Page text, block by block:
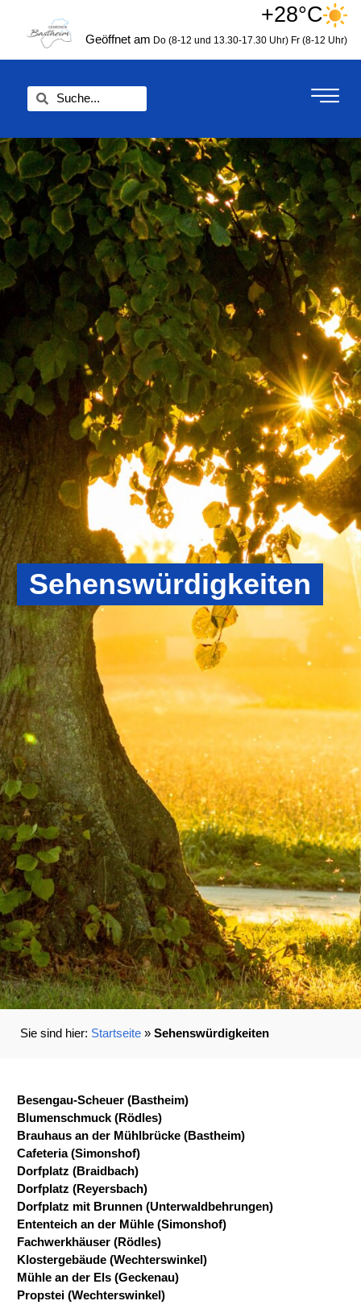
springen
+28°C
Geöffnet am Do (8-12 und 13.30-17.30 Uhr) Fr (8-12 Uhr)
Sehens­würdigkeiten
Startseite» Sehens­würdigkeiten
Besengau-Scheuer (Bastheim)
Blumenschmuck (Rödles)
Brauhaus an der Mühlbrücke (Bastheim)
Cafeteria (Simonshof)
Dorfplatz (Braidbach)
Dorfplatz (Reyersbach)
Dorfplatz mit Brunnen (Unterwaldbehrungen)
Ententeich an der Mühle (Simonshof)
Fachwerkhäuser (Rödles)
Klostergebäude (Wechterswinkel)
Mühle an der Els (Geckenau)
Propstei (Wechterswinkel)